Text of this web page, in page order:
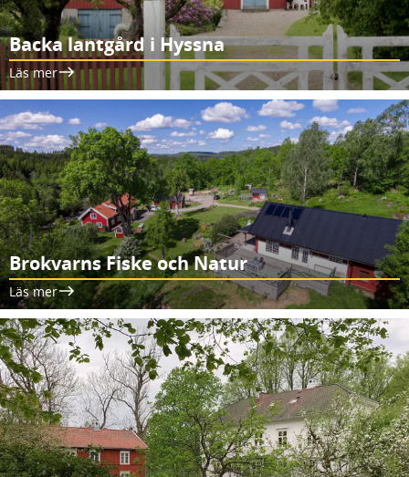
Backa lantgård i Hyssna
Läs mer
Brokvarns Fiske och Natur
Läs mer